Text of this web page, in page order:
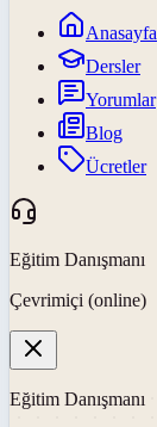
Anasayfa
Dersler
Yorumlar
Blog
Ücretler
Eğitim Danışmanı
Çevrimiçi (online)
Eğitim Danışmanı